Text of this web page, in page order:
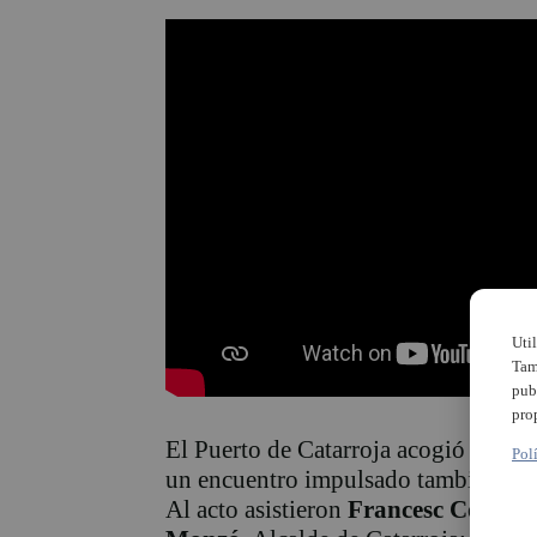
El Puerto de Catarroja acogió ayer
un encuentro impulsado también por
Al acto asistieron Francesc Colomer